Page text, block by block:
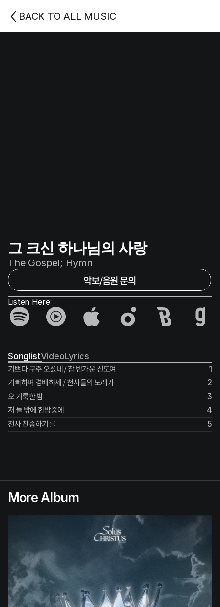
BACK TO ALL MUSIC
그 크신 하나님의 사랑
The Gospel; Hymn
악보/음원 문의
Listen Here
VideoLyrics
Songlist
기쁘다 구주 오셨네 / 참 반가운 신도여
1
기뻐하며 경배하세 / 천사들의 노래가 2
오 거룩한 밤 3
저 들 밖에 한밤중에 4
천사 찬송하기를 5
More Album